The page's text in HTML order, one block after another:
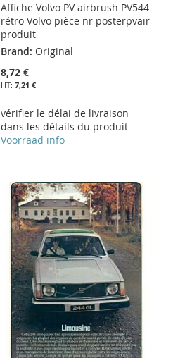
Affiche Volvo PV airbrush PV544
rétro Volvo pièce nr posterpvair
produit
Brand: Original
8,72 €
7,21 €
vérifier le délai de livraison
dans les détails du produit
Voorraad info